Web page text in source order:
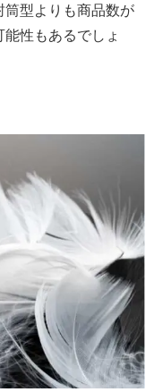
筒型よりも商品数が
性もあるでしょ